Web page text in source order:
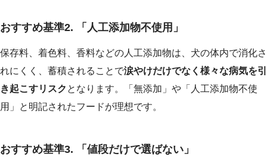
おすすめ基準2. 「人工添加物不使用」
保存料、着色料、香料などの人工添加物は、犬の体内で消化さ
れにくく、蓄積されることで涙やけだけでなく様々な病気を引
き起こすリスク となります。「無添加」や「人工添加物不使
用」と明記されたフードが理想です。
おすすめ基準3. 「値段だけで選ばない」